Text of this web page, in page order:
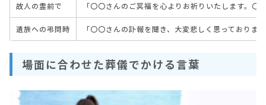
故人の霊前で 「〇〇さんのご冥福を心よりお祈りいたします。
遺族への弔問時 「〇〇さんの訃報を聞き、大変悲しく思っており
場面に合わせた葬儀でかける言葉